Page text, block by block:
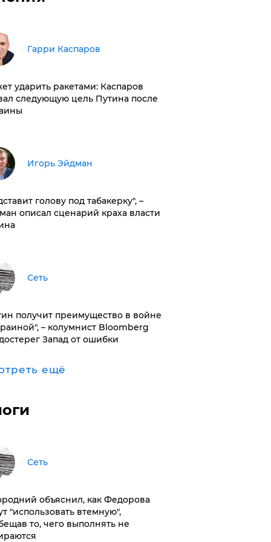
Гарри Каспаров
ударить ракетами: Каспаров
следующую цель Путина после
Игорь Эйдман
голову под табакерку", –
описал сценарий краха власти
Сеть
получит преимущество в войне
– колумнист Bloomberg
Запад от ошибки
ещё
Сеть
объяснил, как Федорова
"использовать втемную",
то, чего выполнять не